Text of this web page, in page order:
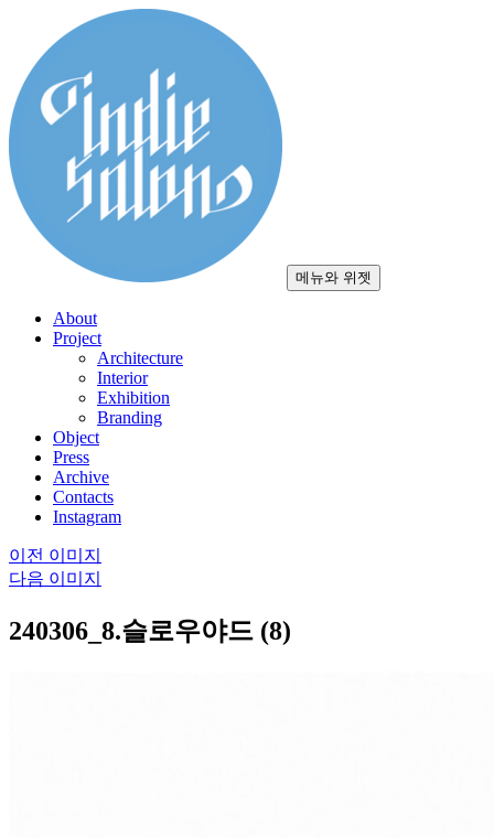
로
건
너
뛰
기
메뉴와 위젯
About
Project
Architecture
Interior
Exhibition
Branding
Object
Press
Archive
Contacts
Instagram
이전 이미지
다음 이미지
240306_8.슬로우야드 (8)